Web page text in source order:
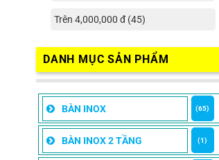
Trên 4,000,000 đ (45)
DANH MỤC SẢN PHẨM
BÀN INOX (65)
BÀN INOX 2 TẦNG (1)